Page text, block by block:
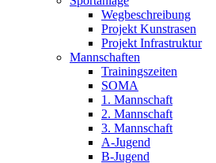
Wegbeschreibung
Projekt Kunstrasen
Projekt Infrastruktur
Mannschaften
Trainingszeiten
SOMA
1. Mannschaft
2. Mannschaft
3. Mannschaft
A-Jugend
B-Jugend